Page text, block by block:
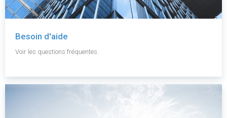
Besoin d'aide
Voir les questions fréquentes.